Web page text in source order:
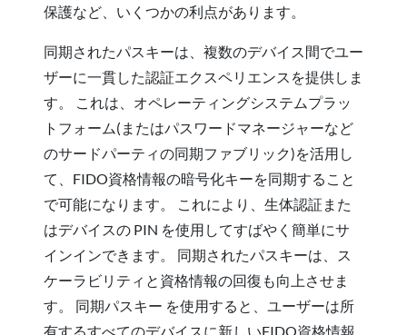
保護など、いくつかの利点があります。
同期されたパスキーは、複数のデバイス間でユー
ザーに一貫した認証エクスペリエンスを提供しま
す。 これは、オペレーティングシステムプラッ
トフォーム(またはパスワードマネージャーなど
のサードパーティの同期ファブリック)を活用し
て、FIDO資格情報の暗号化キーを同期すること
で可能になります。 これにより、生体認証また
はデバイスの PIN を使用してすばやく簡単にサ
インインできます。 同期されたパスキーは、ス
ケーラビリティと資格情報の回復も向上させま
す。 同期パスキー を使用すると、ユーザーは所
有するすべてのデバイスに新しいFIDO資格情報